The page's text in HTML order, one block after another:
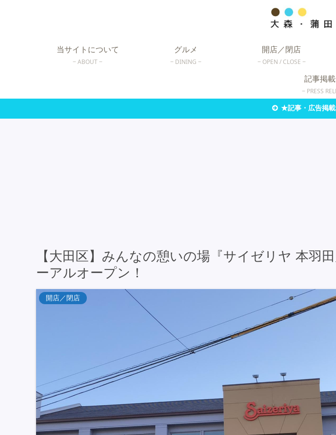
当サイトについて
ABOUT
グルメ
DINING
開店／閉店
OPEN / CLOSE
記事掲
PRESS
★記事・広告掲
【大田区】みんなの憩いの場『サイゼリヤ 本羽
ーアルオープン！
開店／閉店